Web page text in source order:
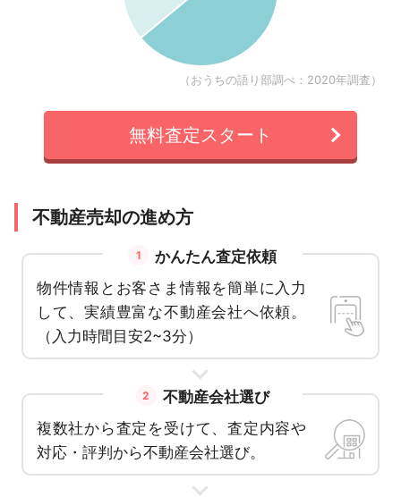
（おうちの語り部調べ：2020年調査）
無料査定スタート
不動産売却の進め方
1
かんたん査定依頼
物件情報とお客さま情報を簡単に入力
して、実績豊富な不動産会社へ依頼。
（入力時間目安2~3分）
2
不動産会社選び
複数社から査定を受けて、査定内容や
対応・評判から不動産会社選び。